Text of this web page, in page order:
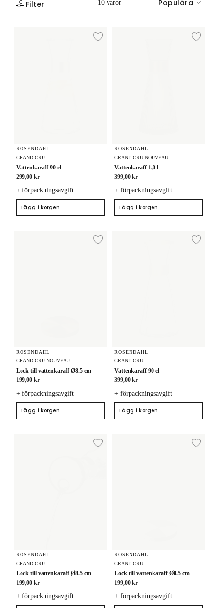
Filter 10 varor Populära
Lägg till i önskelista
ROSENDAHL
GRAND CRU
Vattenkaraff 90 cl
299,00 kr
+ förpackningsavgift
Lägg i korgen
ROSENDAHL
GRAND CRU NOUVEAU
Vattenkaraff 1,0 l
399,00 kr
+ förpackningsavgift
Lägg i korgen
Lock till vattenkaraff Ø8.5 cm
Lägg till i önskelista
ROSENDAHL
GRAND CRU NOUVEAU
Lock till vattenkaraff Ø8.5 cm
199,00 kr
+ förpackningsavgift
Lägg i korgen
ROSENDAHL
GRAND CRU
Vattenkaraff 90 cl
399,00 kr
+ förpackningsavgift
Lägg i korgen
Lock till vattenkaraff Ø8.5 cm
Lägg till i önskelista
ROSENDAHL
GRAND CRU
Lock till vattenkaraff Ø8.5 cm
199,00 kr
+ förpackningsavgift
Lock till vattenkaraff Ø8.5 cm
ROSENDAHL
GRAND CRU
Lock till vattenkaraff Ø8.5 cm
199,00 kr
+ förpackningsavgift